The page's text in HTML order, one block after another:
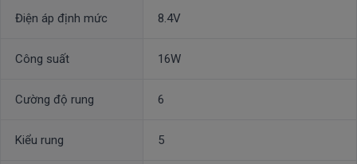
Điện áp định mức 8.4V
Công suất 16W
Cường độ rung 6
Kiểu rung 5